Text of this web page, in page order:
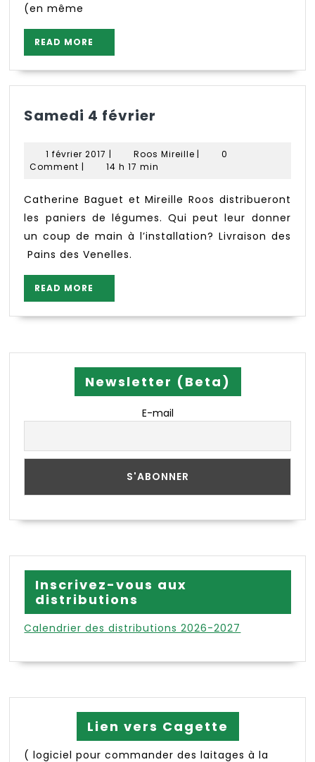
(en même
READ MORE
MORE
Samedi 4 février
février
1 février 2017 1
février
| Roos MireilleRoos
|
0
Comment | 14 h 17 min
Catherine Baguet et Mireille Roos distribueront
les paniers de légumes. Qui peut leur donner
un coup de main à l’installation? Livraison des
Pains des Venelles.
READ MORE
MORE
Newsletter (Beta)
E-mail
Inscrivez-vous aux
distributions
Calendrier des distributions 2026-2027
Lien vers Cagette
( logiciel pour commander des laitages à la